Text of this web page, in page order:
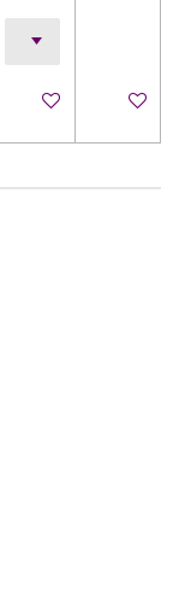
In winkelwagen
In